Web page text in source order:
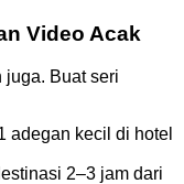
Video Acak
juga. Buat seri
adegan kecil di hotel
2–3 jam dari